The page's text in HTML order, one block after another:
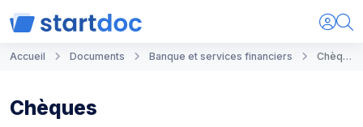
Accueil Documents Banque et services financiers Chèques
Chèques